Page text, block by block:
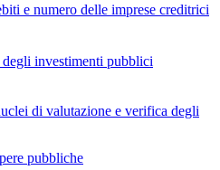
e numero delle imprese creditrici
investimenti pubblici
di valutazione e verifica degli
pubbliche